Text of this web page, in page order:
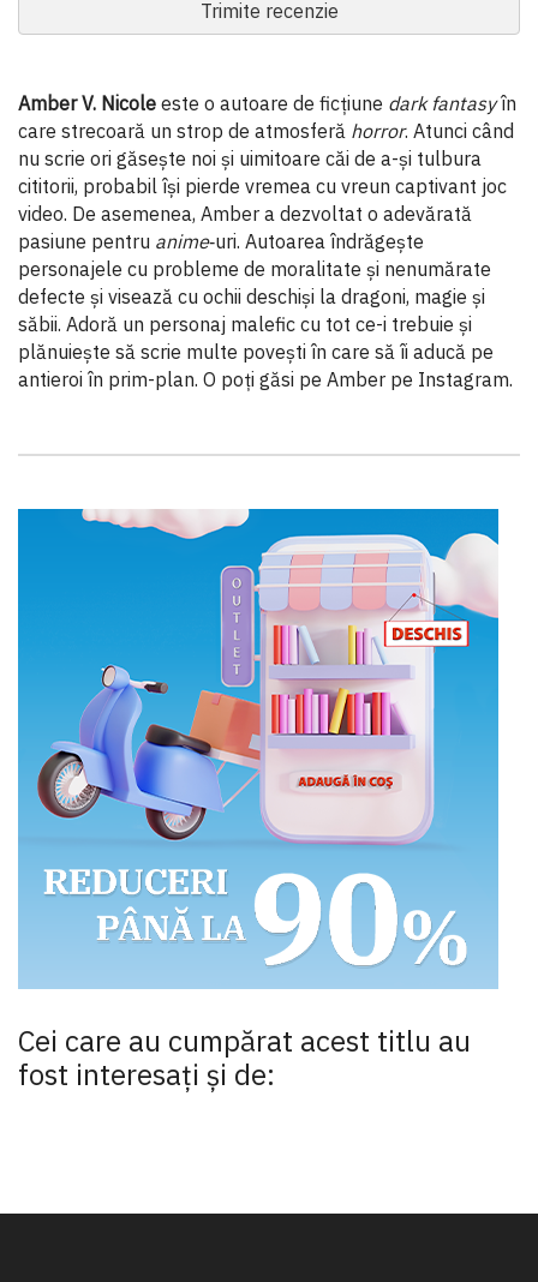
Trimite recenzie
Amber V. Nicole este o autoare de ficțiune dark fantasyîn
care strecoară un strop de atmosferă horror. Atunci când
nu scrie ori găsește noi și uimitoare căi de a-și tulbura
cititorii, probabil își pierde vremea cu vreun captivant joc
video. De asemenea, Amber a dezvoltat o adevărată
pasiune pentru anime‑uri. Autoarea îndrăgește
personajele cu probleme de moralitate și nenumărate
defecte și visează cu ochii deschiși la dragoni, magie și
săbii. Adoră un personaj malefic cu tot ce-i trebuie și
plănuiește să scrie multe povești în care să îi aducă pe
antieroi în prim-plan. O poți găsi pe Amber pe Instagram.
Cei care au cumpărat acest titlu au
fost interesaţi şi de: